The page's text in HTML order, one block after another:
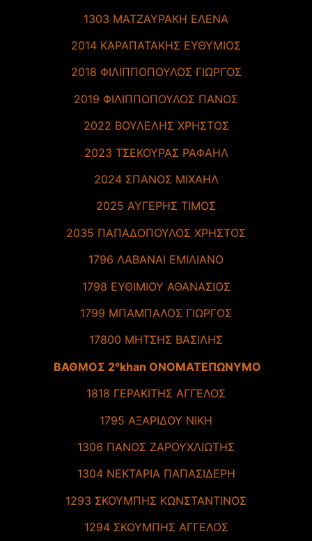
1303 ΜΑΤΖΑΥΡΑΚΗ ΕΛΕΝΑ
2014 ΚΑΡΑΠΑΤΑΚΗΣ ΕΥΘΥΜΙΟΣ
2018 ΦΙΛΙΠΠΟΠΟΥΛΟΣ ΓΙΩΡΓΟΣ
2019 ΦΙΛΙΠΠΟΠΟΥΛΟΣ ΠΑΝΟΣ
2022 ΒΟΥΛΕΛΗΣ ΧΡΗΣΤΟΣ
2023 ΤΣΕΚΟΥΡΑΣ ΡΑΦΑΗΛ
2024 ΣΠΑΝΟΣ ΜΙΧΑΗΛ
2025 ΑΥΓΕΡΗΣ ΤΙΜΟΣ
2035 ΠΑΠΑΔΟΠΟΥΛΟΣ ΧΡΗΣΤΟΣ
1796 ΛΑΒΑΝΑΙ ΕΜΙΛΙΑΝΟ
1798 ΕΥΘΙΜΙΟΥ ΑΘΑΝΑΣΙΟΣ
1799 ΜΠΑΜΠΑΛΟΣ ΓΙΩΡΓΟΣ
17800 ΜΗΤΣΗΣ ΒΑΣΙΛΗΣ
ΒΑΘΜΟΣ 2°khan ΟΝΟΜΑΤΕΠΩΝΥΜΟ
1818 ΓΕΡΑΚΙΤΗΣ ΑΓΓΕΛΟΣ
1795 ΑΞΑΡΙΔΟΥ ΝΙΚΗ
1306 ΠΑΝΟΣ ΖΑΡΟΥΧΛΙΩΤΗΣ
1304 ΝΕΚΤΑΡΙΑ ΠΑΠΑΣΙΔΕΡΗ
1293 ΣΚΟΥΜΠΗΣ ΚΩΝΣΤΑΝΤΙΝΟΣ
1294 ΣΚΟΥΜΠΗΣ ΑΓΓΕΛΟΣ